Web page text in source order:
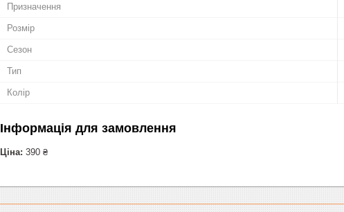
Призначення
Розмір
Сезон
Тип
Колір
Інформація для замовлення
Ціна: 390 ₴